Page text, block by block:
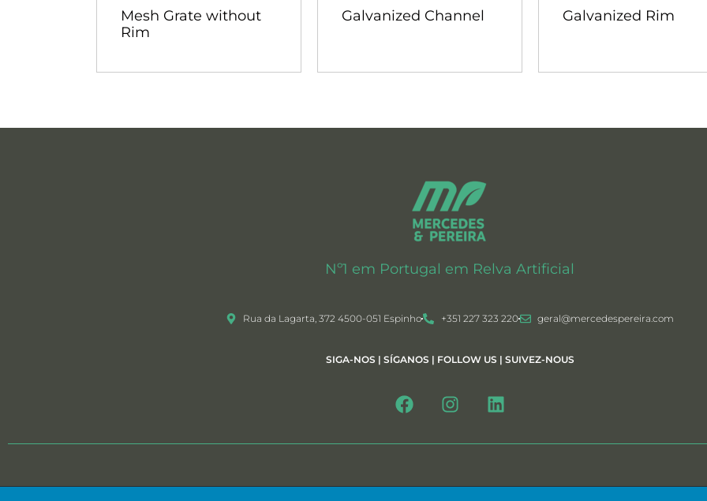
Mesh Grate without
Rim
Galvanized Channel Galvanized Rim
Nº1 em Portugal em Relva Artificial
Rua da Lagarta, 372 4500-051 Espinho +351 227 323 220 geral@mercedespereira.com
SIGA-NOS | SÍGANOS | FOLLOW US | SUIVEZ-NOUS